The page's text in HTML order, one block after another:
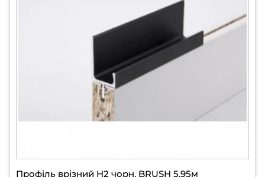
Профіль врізний H2 чорн. BRUSH 5,95м